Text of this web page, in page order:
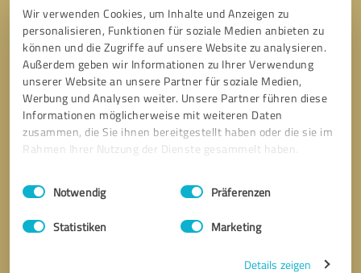
Wir verwenden Cookies, um Inhalte und Anzeigen zu
personalisieren, Funktionen für soziale Medien anbieten zu
können und die Zugriffe auf unsere Website zu analysieren.
Außerdem geben wir Informationen zu Ihrer Verwendung
unserer Website an unsere Partner für soziale Medien,
Werbung und Analysen weiter. Unsere Partner führen diese
Informationen möglicherweise mit weiteren Daten
zusammen, die Sie ihnen bereitgestellt haben oder die sie im
Rahmen Ihrer Nutzung der Dienste gesammelt haben.
Impressum Datenschutzbestimmungen
Einwilligungsauswahl
Notwendig Präferenzen
Statistiken Marketing
Details zeigen